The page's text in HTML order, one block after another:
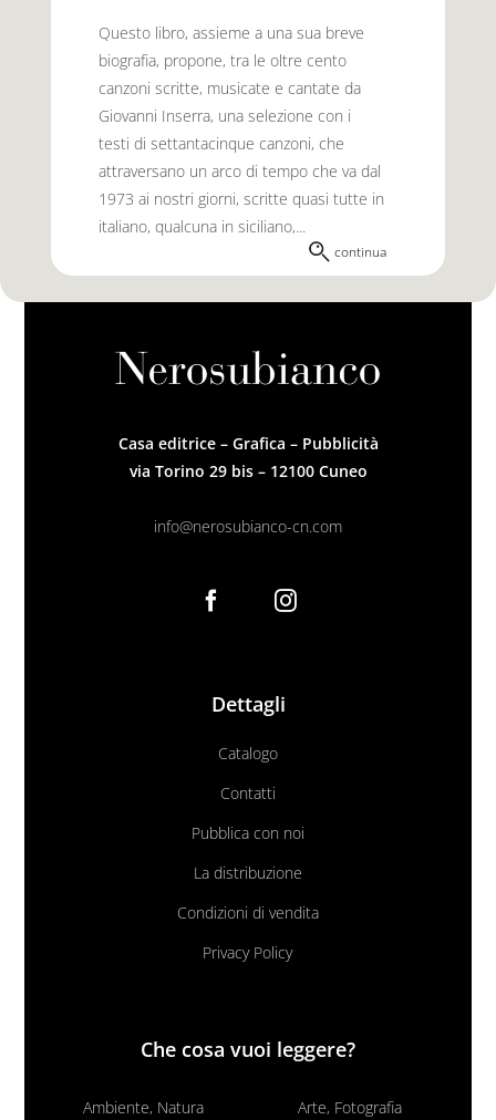
Questo libro, assieme a una sua breve
biografia, propone, tra le oltre cento
canzoni scritte, musicate e cantate da
Giovanni Inserra, una selezione con i
testi di settantacinque canzoni, che
attraversano un arco di tempo che va dal
1973 ai nostri giorni, scritte quasi tutte in
italiano, qualcuna in siciliano,...
continua
Casa editrice – Grafica – Pubblicità
via Torino 29 bis – 12100 Cuneo
info@nerosubianco-cn.com
Dettagli
Catalogo
Contatti
Pubblica con noi
La distribuzione
Condizioni di vendita
Privacy Policy
Che cosa vuoi leggere?
Ambiente, Natura Arte, Fotografia